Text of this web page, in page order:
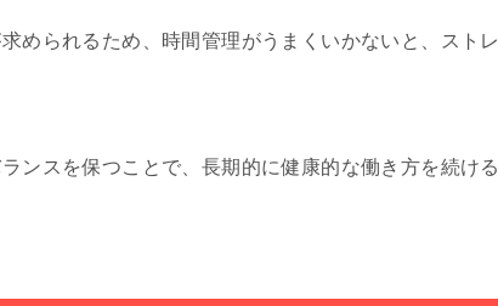
められるため、時間管理がうまくいかないと、ストレ
ンスを保つことで、長期的に健康的な働き方を続ける